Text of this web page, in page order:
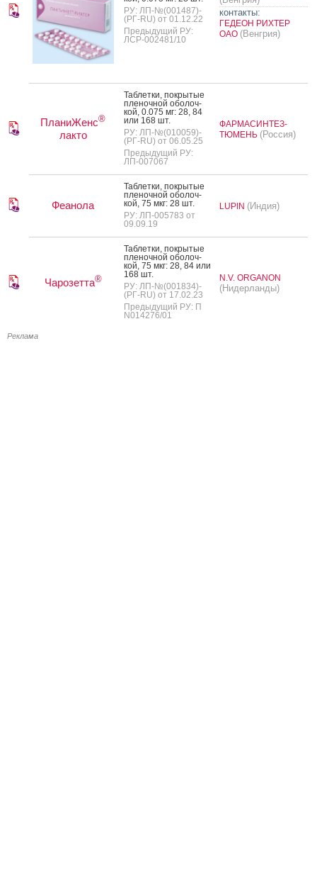
РУ: ЛП-№(001487)-
(РГ-RU) от 01.12.22
Предыдущий РУ:
ЛСР-002481/10
контакты:
ГЕДЕОН РИХТЕР
ОАО (Венгрия)
ПланиЖенс®
лакто
Таб­летки, пок­ры­тые
пле­ноч­ной обо­лоч­
кой, 0.075 мг: 28, 84
или 168 шт.
РУ: ЛП-№(010059)-
(РГ-RU) от 06.05.25
Предыдущий РУ:
ЛП-007067
ФАРМАСИНТЕЗ-
ТЮМЕНЬ (Россия)
Феанола
Таб­летки, пок­ры­тые
пле­ноч­ной обо­лоч­
кой, 75 мкг: 28 шт.
РУ: ЛП-005783 от
09.09.19
LUPIN (Индия)
Чарозетта®
Таб­летки, пок­ры­тые
пле­ноч­ной обо­лоч­
кой, 75 мкг: 28, 84 или
168 шт.
РУ: ЛП-№(001834)-
(РГ-RU) от 17.02.23
Предыдущий РУ: П
N014276/01
N.V. ORGANON
(Нидерланды)
Реклама